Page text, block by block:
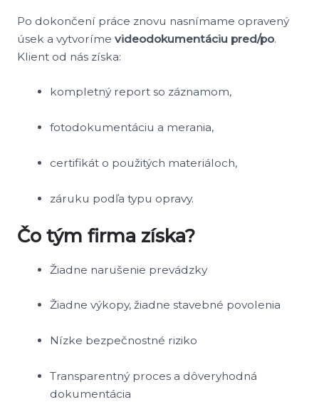
Po dokončení práce znovu nasnímame opravený
úsek a vytvoríme videodokumentáciu pred/po.
Klient od nás získa:
kompletný report so záznamom,
fotodokumentáciu a merania,
certifikát o použitých materiáloch,
záruku podľa typu opravy.
Čo tým firma získa?
Žiadne narušenie prevádzky
Žiadne výkopy, žiadne stavebné povolenia
Nízke bezpečnostné riziko
Transparentný proces a dôveryhodná
dokumentácia